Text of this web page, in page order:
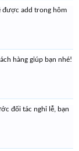
được add trong hôm
hàng giúp bạn nhé!
đối tác nghỉ lễ, bạn